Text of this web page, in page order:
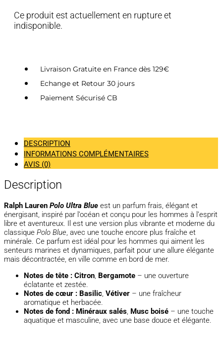
Ce produit est actuellement en rupture et
indisponible.
Livraison Gratuite en France dès 129€
Echange et Retour 30 jours
Paiement Sécurisé CB
DESCRIPTION
INFORMATIONS COMPLÉMENTAIRES
AVIS (0)
Description
Ralph Lauren Polo Ultra Blue est un parfum frais, élégant et
énergisant, inspiré par l’océan et conçu pour les hommes à l’esprit
libre et aventureux. Il est une version plus vibrante et moderne du
classique Polo Blue, avec une touche encore plus fraîche et
minérale. Ce parfum est idéal pour les hommes qui aiment les
senteurs marines et dynamiques, parfait pour une allure élégante
mais décontractée, en ville comme en bord de mer.
Notes de tête : Citron, Bergamote – une ouverture
éclatante et zestée.
Notes de cœur : Basilic, Vétiver – une fraîcheur
aromatique et herbacée.
Notes de fond : Minéraux salés, Musc boisé – une touche
aquatique et masculine, avec une base douce et élégante.